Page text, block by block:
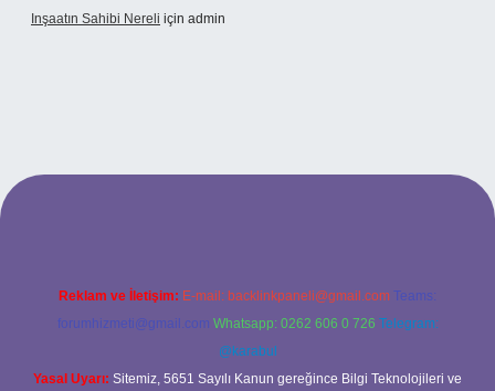
Inşaatın Sahibi Nereli için admin
Reklam ve İletişim: E-mail: backlinkpaneli@gmail.com Teams:
forumhizmeti@gmail.com Whatsapp: 0262 606 0 726 Telegram:
@karabul
Yasal Uyarı: Sitemiz, 5651 Sayılı Kanun gereğince Bilgi Teknolojileri ve